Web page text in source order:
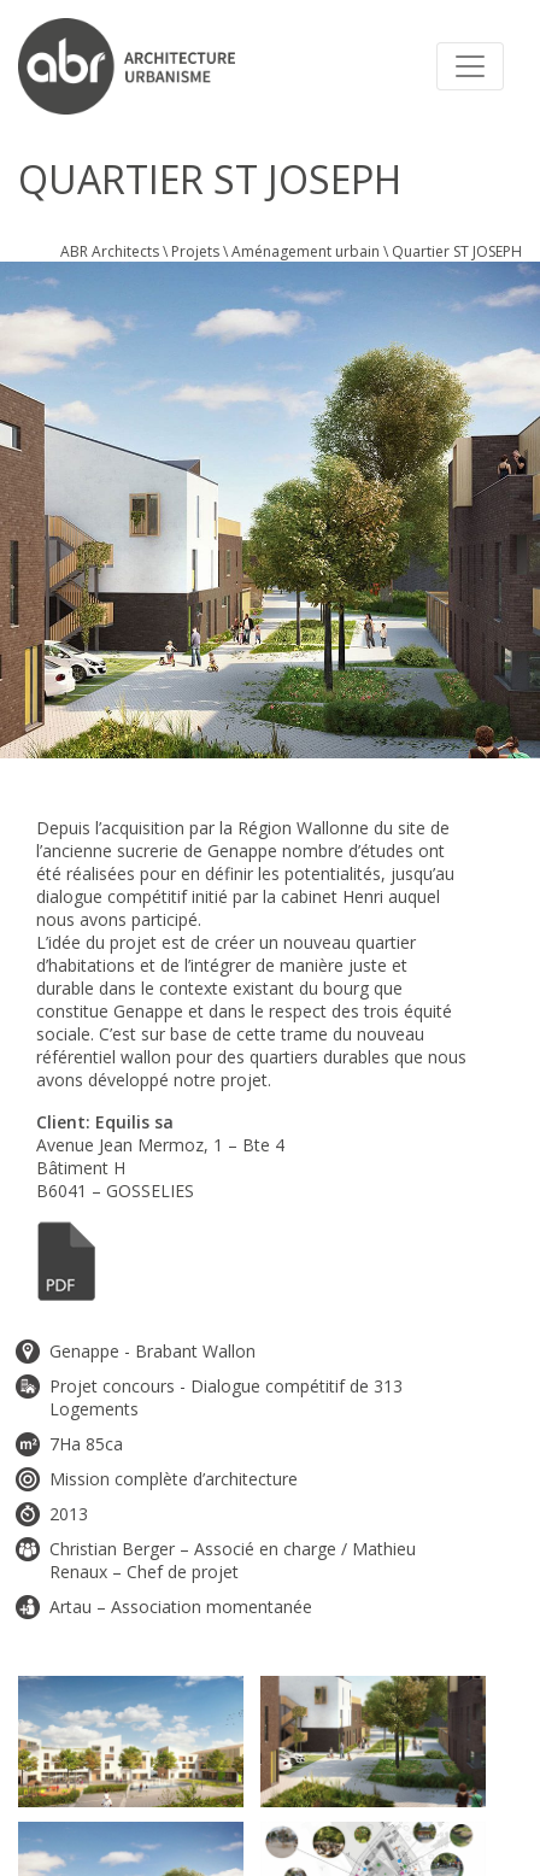
ABR ARCHITECTS
QUARTIER ST JOSEPH
ABR Architects\ Projets\Aménagement urbain \ Quartier ST JOSEPH
Depuis l’acquisition par la Région Wallonne du site de
l’ancienne sucrerie de Genappe nombre d’études ont
été réalisées pour en définir les potentialités, jusqu’au
dialogue compétitif initié par la cabinet Henri auquel
nous avons participé.
L’idée du projet est de créer un nouveau quartier
d’habitations et de l’intégrer de manière juste et
durable dans le contexte existant du bourg que
constitue Genappe et dans le respect des trois équité
sociale. C’est sur base de cette trame du nouveau
référentiel wallon pour des quartiers durables que nous
avons développé notre projet.
Client: Equilis sa
Avenue Jean Mermoz, 1 – Bte 4
Bâtiment H
B6041 – GOSSELIES
Genappe - Brabant Wallon
Projet concours - Dialogue compétitif de 313
Logements
7Ha 85ca
Mission complète d’architecture
2013
Christian Berger – Associé en charge / Mathieu
Renaux – Chef de projet
Artau – Association momentanée